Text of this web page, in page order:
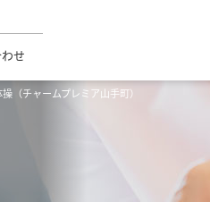
せ
（チャームプレミア山手町）